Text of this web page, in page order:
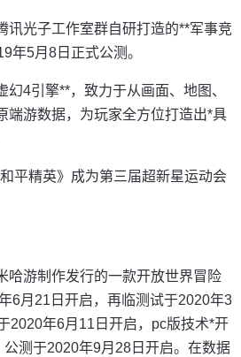
讯光子工作室群自研打造的**军事竞
年5月8日正式公测。
幻4引擎**，致力于从画面、地图、
端游数据，为玩家全方位打造出*具
平精英》成为第三届超新星运动会
哈游制作发行的一款开放世界冒险
6月21日开启，再临测试于2020年3
2020年6月11日开启，pc版技术*开
测于2020年9月28日开启。在数据